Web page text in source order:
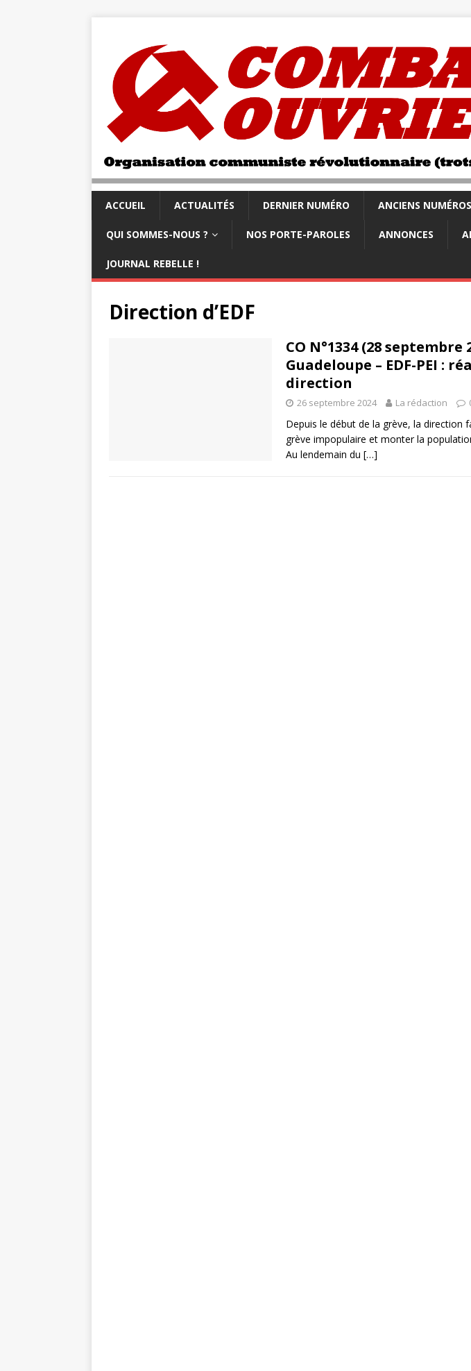
ACCUEIL ACTUALITÉS DERNIER NUMÉRO ANCIENS NUMÉROS
QUI SOMMES-NOUS ? NOS PORTE-PAROLES ANNONCES
JOURNAL REBELLE !
Direction d’EDF
CO N°1334 (28 septembre
Guadeloupe – EDF-PEI :
direction
26 septembre 2024 La rédaction
Depuis le début de la grève, la direction
grève impopulaire et monter la
Au lendemain du […]